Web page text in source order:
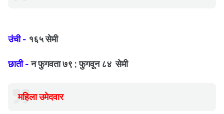
उंची - १६५ सेमी
छाती -न फुगवता ७९ ; फुगवून ८४ सेमी
महिला उमेदवार